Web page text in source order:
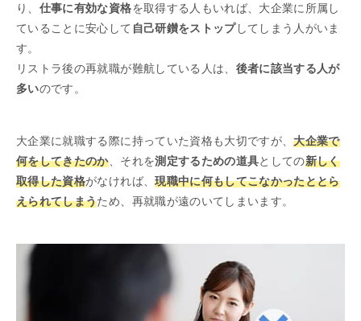
り、 仕事に有効な資格を取得する人もいれば、大企業に所属し
ていることに安心して 自己研鑚をストップしてしまう人がいま
す。
リストラ後の再就職が難航している人は、 後者に該当する人が
多いのです。
大企業に就職する際に持っていた資格も大切ですが、大企業で
何をしてきたのか、それを測定するための道具としての新しく
取得した資格がなければ、現職中に何もしてこなかったととら
えられてしまうため、再就職が遠のいてしまいます。